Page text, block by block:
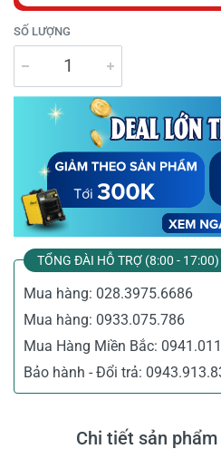
SỐ LƯỢNG
TỔNG ĐÀI HỖ TRỢ (8:00 - 17:00)
Mua hàng: 028.3975.6686
Mua hàng: 0933.075.786
Mua Hàng Miền Bắc:
Bảo hành - Đổi trả:
Chi tiết sản phẩm